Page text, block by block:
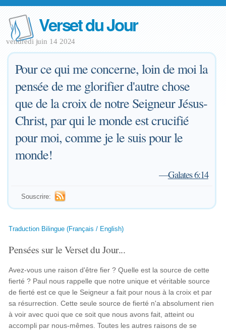
Verset du Jour
vendredi juin 14 2024
Pour ce qui me concerne, loin de moi la
pensée de me glorifier d'autre chose
que de la croix de notre Seigneur Jésus-
Christ, par qui le monde est crucifié
pour moi, comme je le suis pour le
monde!
—Galates 6:14
Souscrire:
Traduction Bilingue (Français / English)
Pensées sur le Verset du Jour...
Avez-vous une raison d'être fier ? Quelle est la source de cette
fierté ? Paul nous rappelle que notre unique et véritable source
de fierté est ce que le Seigneur a fait pour nous à la croix et par
sa résurrection. Cette seule source de fierté n'a absolument rien
à voir avec quoi que ce soit que nous avons fait, atteint ou
accompli par nous-mêmes. Toutes les autres raisons de se